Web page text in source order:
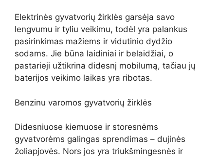
Elektrinės gyvatvorių žirklės garsėja savo
lengvumu ir tyliu veikimu, todėl yra palankus
pasirinkimas mažiems ir vidutinio dydžio
sodams. Jie būna laidiniai ir belaidžiai, o
pastarieji užtikrina didesnį mobilumą, tačiau jų
baterijos veikimo laikas yra ribotas.
Benzinu varomos gyvatvorių žirklės
Didesniuose kiemuose ir storesnėms
gyvatvorėms galingas sprendimas – dujinės
žoliapjovės. Nors jos yra triukšmingesnės ir